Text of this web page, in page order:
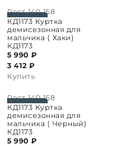
Рост 140-158
ПАРАМЕТРЫ
КД1173 Куртка
демисезонная для
мальчика ( Хаки)
КД1173
5 990 ₽
3 412 ₽
Купить
Рост 140-158
ПАРАМЕТРЫ
КД1173 Куртка
демисезонная для
мальчика ( Черный)
КД1173
5 990 ₽